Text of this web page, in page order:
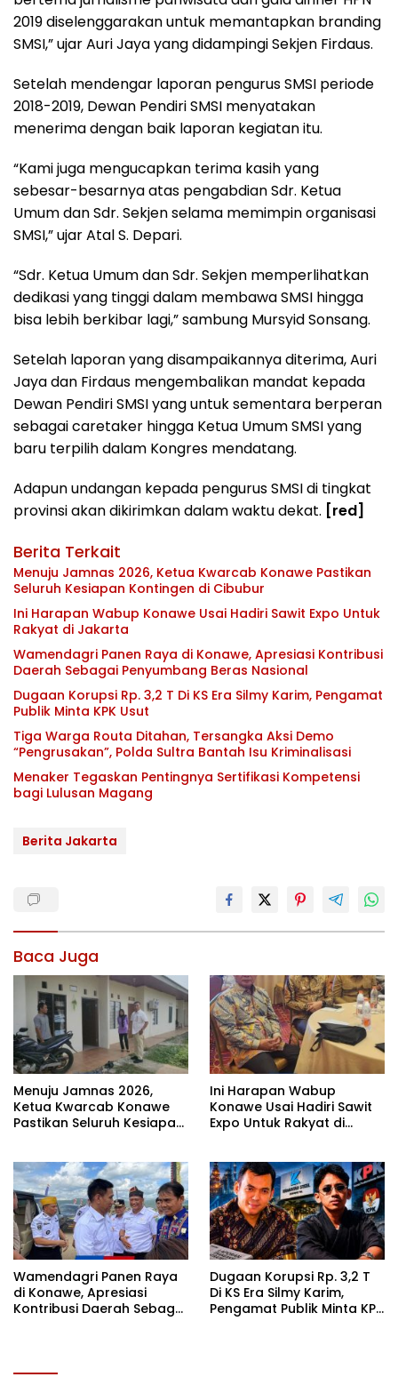
2019 diselenggarakan untuk memantapkan branding
SMSI,” ujar Auri Jaya yang didampingi Sekjen Firdaus.
Setelah mendengar laporan pengurus SMSI periode
2018-2019, Dewan Pendiri SMSI menyatakan
menerima dengan baik laporan kegiatan itu.
“Kami juga mengucapkan terima kasih yang
sebesar-besarnya atas pengabdian Sdr. Ketua
Umum dan Sdr. Sekjen selama memimpin organisasi
SMSI,” ujar Atal S. Depari.
“Sdr. Ketua Umum dan Sdr. Sekjen memperlihatkan
dedikasi yang tinggi dalam membawa SMSI hingga
bisa lebih berkibar lagi,” sambung Mursyid Sonsang.
Setelah laporan yang disampaikannya diterima, Auri
Jaya dan Firdaus mengembalikan mandat kepada
Dewan Pendiri SMSI yang untuk sementara berperan
sebagai caretaker hingga Ketua Umum SMSI yang
baru terpilih dalam Kongres mendatang.
Adapun undangan kepada pengurus SMSI di tingkat
provinsi akan dikirimkan dalam waktu dekat. [red]
Berita Terkait
Menuju Jamnas 2026, Ketua Kwarcab Konawe Pastikan
Seluruh Kesiapan Kontingen di Cibubur
Ini Harapan Wabup Konawe Usai Hadiri Sawit Expo Untuk
Rakyat di Jakarta
Wamendagri Panen Raya di Konawe, Apresiasi Kontribusi
Daerah Sebagai Penyumbang Beras Nasional
Dugaan Korupsi Rp. 3,2 T Di KS Era Silmy Karim, Pengamat
Publik Minta KPK Usut
Tiga Warga Routa Ditahan, Tersangka Aksi Demo
“Pengrusakan”, Polda Sultra Bantah Isu Kriminalisasi
Menaker Tegaskan Pentingnya Sertifikasi Kompetensi
bagi Lulusan Magang
Berita Jakarta
Baca Juga
Menuju Jamnas 2026,
Ketua Kwarcab Konawe
Pastikan Seluruh Kesiapan
Ini Harapan Wabup
Konawe Usai Hadiri Sawit
Expo Untuk Rakyat di
Wamendagri Panen Raya
di Konawe, Apresiasi
Kontribusi Daerah Sebagai
Dugaan Korupsi Rp. 3,2 T
Di KS Era Silmy Karim,
Pengamat Publik Minta KPK